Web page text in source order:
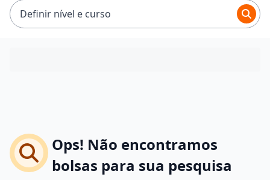
Definir nível e curso
Ops! Não encontramos
bolsas para sua pesquisa